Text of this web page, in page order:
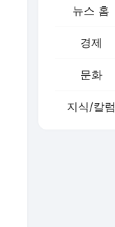
뉴스 홈
경제
문화
지식/칼럼